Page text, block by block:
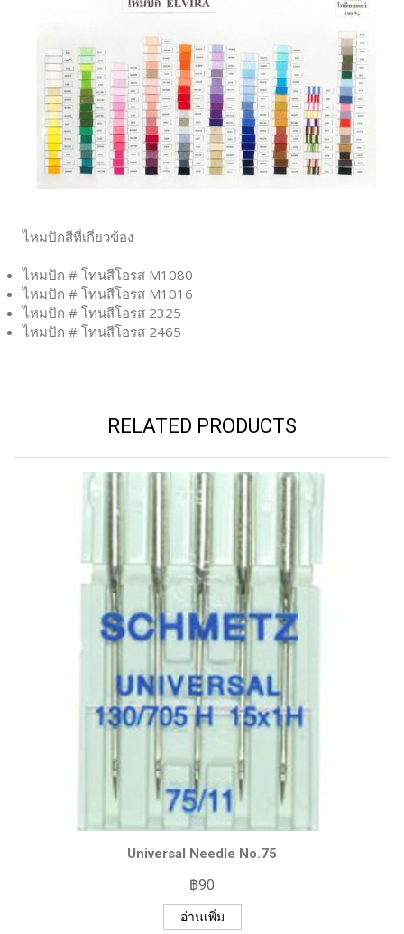
ไหมปักสีที่เกี่ยวข้อง
ไหมปัก # โทนสีโอรส M1080
ไหมปัก # โทนสีโอรส M1016
ไหมปัก # โทนสีโอรส 2325
ไหมปัก # โทนสีโอรส 2465
RELATED PRODUCTS
Universal Needle No.75
฿90
อ่านเพิ่ม